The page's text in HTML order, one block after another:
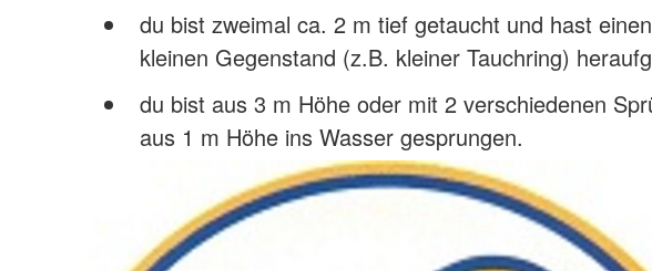
du bist zweimal ca. 2 m tief getaucht und hast einen
kleinen Gegenstand (z.B. kleiner Tauchring)
du bist aus 3 m Höhe oder mit 2 verschiedenen
aus 1 m Höhe ins Wasser gesprungen.